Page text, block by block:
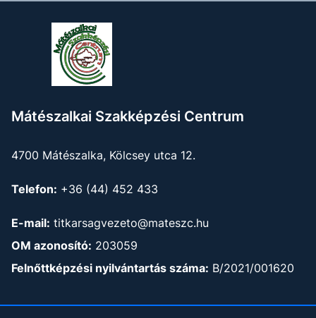
Mátészalkai Szakképzési Centrum
4700 Mátészalka, Kölcsey utca 12.
Telefon: +36 (44) 452 433
E-mail: titkarsagvezeto@mateszc.hu
OM azonosító: 203059
Felnőttképzési nyilvántartás száma: B/2021/001620